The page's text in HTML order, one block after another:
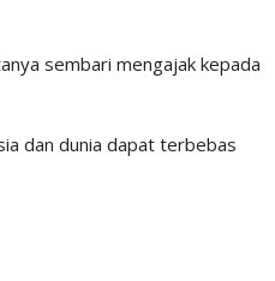
sembari mengajak kepada
dan dunia dapat terbebas